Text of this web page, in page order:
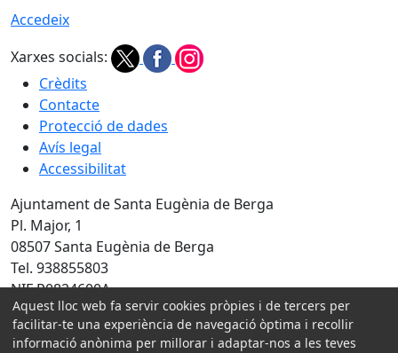
Accedeix
Xarxes socials:
Crèdits
Contacte
Protecció de dades
Avís legal
Accessibilitat
Ajuntament de Santa Eugènia de Berga
Pl. Major, 1
08507 Santa Eugènia de Berga
Tel. 938855803
NIF P0824600A
Amb la col·laboració de:
Aquest lloc web fa servir cookies pròpies i de tercers per
facilitar-te una experiència de navegació òptima i recollir
informació anònima per millorar i adaptar-nos a les teves